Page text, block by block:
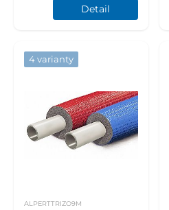
Detail
4 varianty
ALPERTTRIZO9M